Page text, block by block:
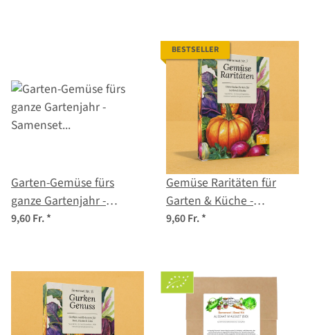
Garten-Gemüse fürs
ganze Gartenjahr -
Samenset Nr.27
9,60 Fr.*
BESTSELLER
Gemüse Raritäten für
Garten & Küche -
Samenset Nr.7
9,60 Fr.*